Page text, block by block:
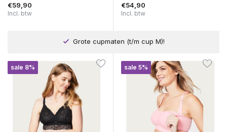
€59,90
Incl. btw
€54,90
Incl. btw
Grote cupmaten (t/m cup M)!
sale 8% sale 5%